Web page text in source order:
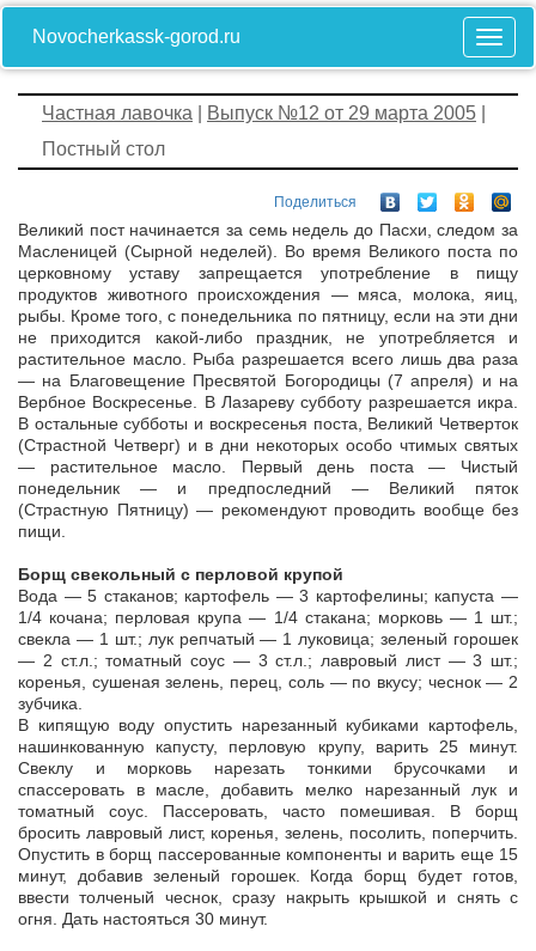
Novocherkassk-gorod.ru
Частная лавочка Выпуск №12 от 29 марта 2005
Постный стол
Поделиться
Великий пост начинается за семь недель до Пасхи, следом за
Масленицей (Сырной неделей). Во время Великого поста по
церковному уставу запрещается употребление в пищу
продуктов животного происхождения — мяса, молока, яиц,
рыбы. Кроме того, с понедельника по пятницу, если на эти дни
не приходится какой-либо праздник, не употребляется и
растительное масло. Рыба разрешается всего лишь два раза
— на Благовещение Пресвятой Богородицы (7 апреля) и на
Вербное Воскресенье. В Лазареву субботу разрешается икра.
В остальные субботы и воскресенья поста, Великий Четверток
(Страстной Четверг) и в дни некоторых особо чтимых святых
— растительное масло. Первый день поста — Чистый
понедельник — и предпоследний — Великий пяток
(Страстную Пятницу) — рекомендуют проводить вообще без
пищи.
Борщ свекольный с перловой крупой
Вода — 5 стаканов; картофель — 3 картофелины; капуста —
1/4 кочана; перловая крупа — 1/4 стакана; морковь — 1 шт.;
свекла — 1 шт.; лук репчатый — 1 луковица; зеленый горошек
— 2 ст.л.; томатный соус — 3 ст.л.; лавровый лист — 3 шт.;
коренья, сушеная зелень, перец, соль — по вкусу; чеснок — 2
зубчика.
В кипящую воду опустить нарезанный кубиками картофель,
нашинкованную капусту, перловую крупу, варить 25 минут.
Свеклу и морковь нарезать тонкими брусочками и
спассеровать в масле, добавить мелко нарезанный лук и
томатный соус. Пассеровать, часто помешивая. В борщ
бросить лавровый лист, коренья, зелень, посолить, поперчить.
Опустить в борщ пассерованные компоненты и варить еще 15
минут, добавив зеленый горошек. Когда борщ будет готов,
ввести толченый чеснок, сразу накрыть крышкой и снять с
огня. Дать настояться 30 минут.